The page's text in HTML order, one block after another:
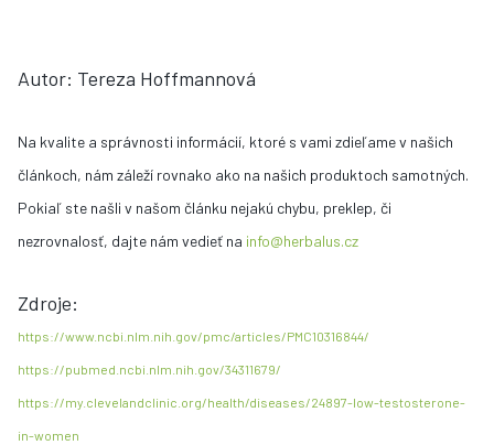
Autor: Tereza Hoffmannová
Na kvalite a správnosti informácií, ktoré s vami zdieľame v našich
článkoch, nám záleží rovnako ako na našich produktoch samotných.
Pokiaľ ste našli v našom článku nejakú chybu, preklep, či
nezrovnalosť, dajte nám vedieť na info@herbalus.cz
Zdroje:
https://www.ncbi.nlm.nih.gov/pmc/articles/PMC10316844/
https://pubmed.ncbi.nlm.nih.gov/34311679/
https://my.clevelandclinic.org/health/diseases/24897-low-testosterone-
in-women